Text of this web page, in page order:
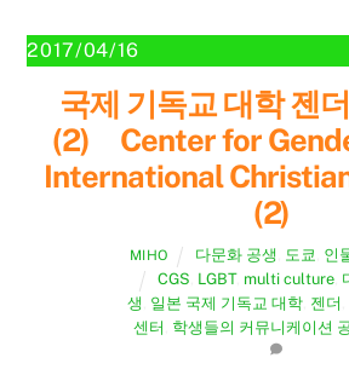
2017/04/16
국제 기독교 대학 젠
(2) Center for
International
(2)
MIHO 다문화 공생 도쿄 인
CGS LGBT, multi culture
생 일본 국제 기독교 대학 젠더
센터 학생들의 커뮤니케이션